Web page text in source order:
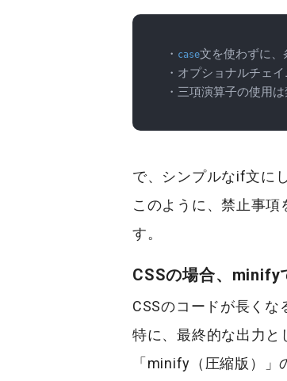
・ case文を使わずに、
・オプショナルチェ
・三項演算子の使用は
で、シンプルなif文に
このように、禁止事
す。
CSSの場合、minify
CSSのコードが長くな
特に、最終的な出力と
「minify（圧縮版）」